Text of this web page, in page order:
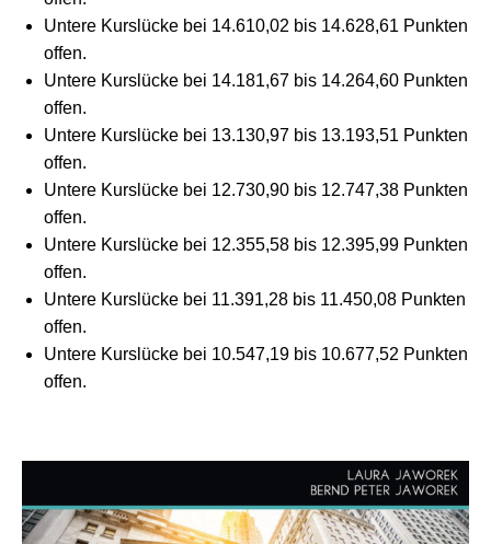
Untere Kurslücke bei 14.610,02 bis 14.628,61 Punkten
offen.
Untere Kurslücke bei 14.181,67 bis 14.264,60 Punkten
offen.
Untere Kurslücke bei 13.130,97 bis 13.193,51 Punkten
offen.
Untere Kurslücke bei 12.730,90 bis 12.747,38 Punkten
offen.
Untere Kurslücke bei 12.355,58 bis 12.395,99 Punkten
offen.
Untere Kurslücke bei 11.391,28 bis 11.450,08 Punkten
offen.
Untere Kurslücke bei 10.547,19 bis 10.677,52 Punkten
offen.